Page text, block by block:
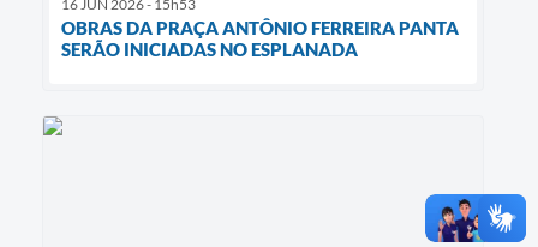
16 JUN 2026 - 15h53
OBRAS DA PRAÇA ANTÔNIO FERREIRA PANTA
SERÃO INICIADAS NO ESPLANADA